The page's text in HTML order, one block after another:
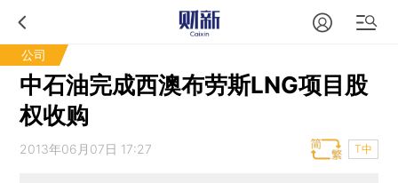
公司
中石油完成西澳布劳斯LNG项目股
权收购
2013年06月07日 17:27 T中